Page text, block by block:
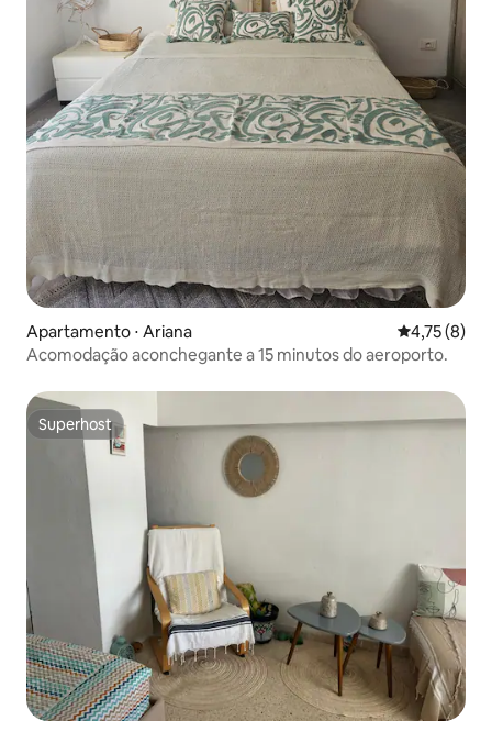
Apartamento ⋅ Ariana 4,75 de
4,75 (8)
Acomodação aconchegante a 15 minutos do aeroporto.
Superhost
Superhost